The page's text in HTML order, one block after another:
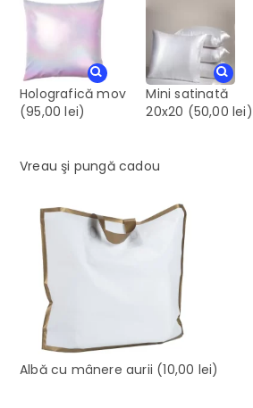
Holografică mov
(95,00 lei)
Mini satinată
20x20 (50,00 lei)
Vreau şi pungă cadou
Albă cu mânere aurii (10,00 lei)